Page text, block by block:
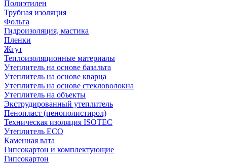
Полиэтилен
Трубная изоляция
Фольга
Гидроизоляция, мастика
Пленки
Жгут
Теплоизоляционные материалы
Утеплитель на основе базальта
Утеплитель на основе кварца
Утеплитель на основе стекловолокна
Утеплитель на объекты
Экструдированный утеплитель
Пенопласт (пенополистирол)
Техническая изоляция ISOTEC
Утеплитель ECO
Каменная вата
Гипсокартон и комплектующие
Гипсокартон